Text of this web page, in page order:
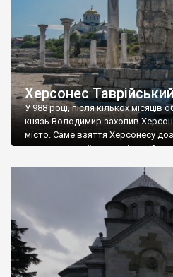
Херсонес
У 988 році, після кількох місяців
князь Володимир захопив
місто. Саме взяття Херсонесу
диктувати свої умови
Херсонесі Володимир-язичник,
А потім було Хрещення Русі. На